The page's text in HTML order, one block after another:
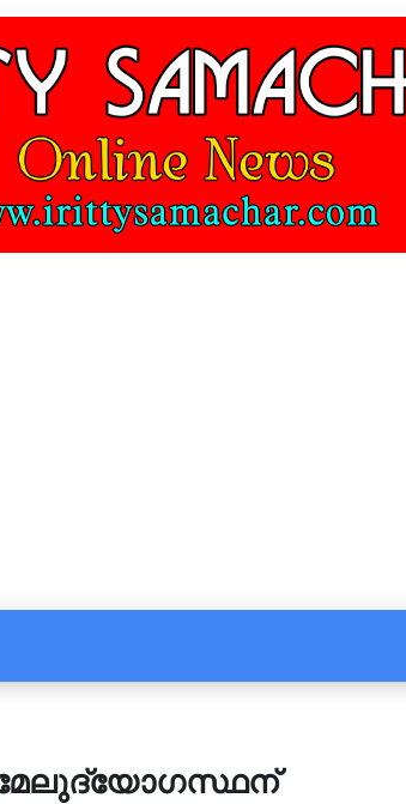
മേലുദ്യോഗസ്ഥന്